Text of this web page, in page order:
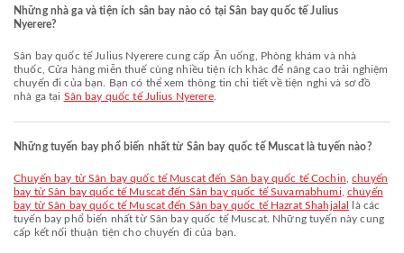
Những nhà ga và tiện ích sân bay nào có tại Sân bay quốc tế Julius
Nyerere?
Sân bay quốc tế Julius Nyerere cung cấp Ăn uống, Phòng khám và nhà
thuốc, Cửa hàng miễn thuế cùng nhiều tiện ích khác để nâng cao trải nghiệm
chuyến đi của bạn. Bạn có thể xem thông tin chi tiết về tiện nghi và sơ đồ
nhà ga tại Sân bay quốc tế Julius Nyerere.
Những tuyến bay phổ biến nhất từ Sân bay quốc tế Muscat là tuyến nào?
chuyến bay từ Sân bay quốc tế Muscat đến Sân bay quốc tế Cochin ,chuyến
bay từ Sân bay quốc tế Muscat đến Sân bay quốc tế Suvarnabhumi chuyến
bay từ Sân bay quốc tế Muscat đến Sân bay quốc tế Hazrat Shahjalal
là các
tuyến bay phổ biến nhất từ Sân bay quốc tế Muscat. Những tuyến này cung
cấp kết nối thuận tiện cho chuyến đi của bạn.